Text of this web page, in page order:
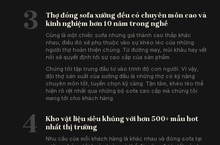
3
Thợ đóng sofa xưởng đều có chuyên môn cao và
kinh nghiệm hơn 10 năm trong nghề
Cùng là một chiếc sofa nhưng giá thành cao thấp khác
nhau, điều đó sẽ phụ thuộc vào sự khéo léo của những
người thợ hoàn thiện chúng. Từ đường may, mũi khâu hay vết
nối sẽ quyết định tới sự cao cấp của sản phẩm.
Chúng tôi tập trung đầu tư vào trình độ con người. Vì vậy,
đội thợ sản xuất của xưởng đều là những thợ có kỹ năng
chuyên môn tốt, tuyển chọn kỹ càng. Tận tâm, khéo léo thể
hiện rõ rệt nhất qua những bộ sofa cao cấp mà chúng tôi
mang tới cho khách hàng.
4
Kho vật liệu siêu khủng với hơn 500+ mẫu hot
nhất thị trường
Nhu cầu của mỗi khách hàng là khác nhau và đóng sofa tại